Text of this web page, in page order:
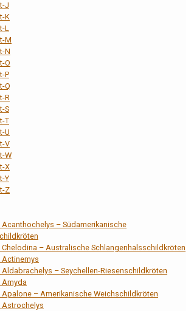
J
K
L
M
N
O
P
Q
R
S
T
U
V
W
X
Y
Z
Acanthochelys – Südamerikanische
Chelodina – Australische Schlangenhalsschildkröten
Actinemys
Aldabrachelys – Seychellen-Riesenschildkröten
Amyda
Apalone – Amerikanische Weichschildkröten
Astrochelys